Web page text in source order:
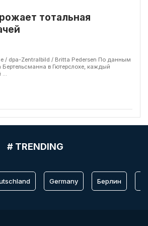
тотальная
/ dpa-Zentralbild / Britta Pedersen По данным
в Гютерслохе, каждый
...
# TRENDING
Germany Берлин